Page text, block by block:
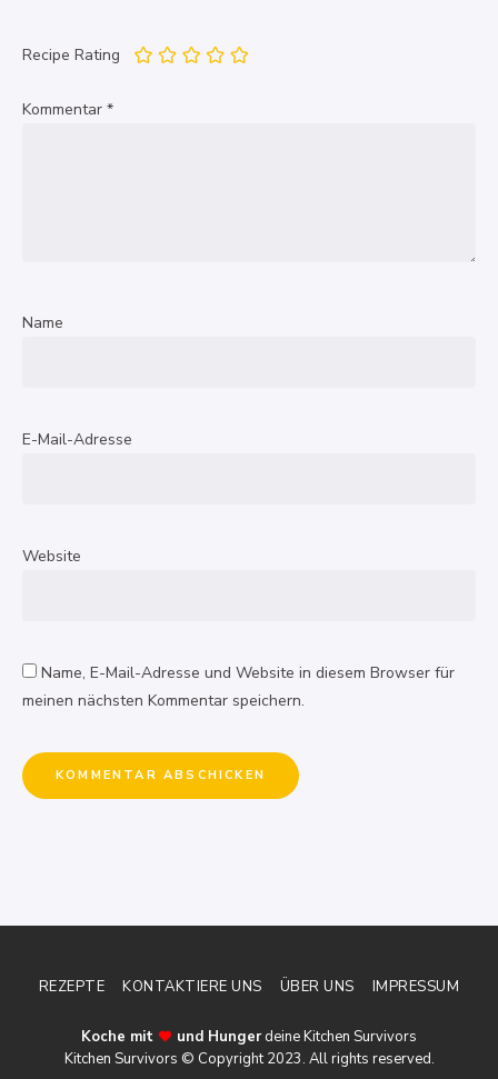
Recipe Rating
Kommentar *
Name
E-Mail-Adresse
Website
Name, E-Mail-Adresse und Website in diesem Browser für
meinen nächsten Kommentar speichern.
REZEPTE KONTAKTIERE UNS ÜBER UNS IMPRESSUM
Koche mit und Hungerdeine Kitchen Survivors
Kitchen Survivors © Copyright 2023. All rights reserved.